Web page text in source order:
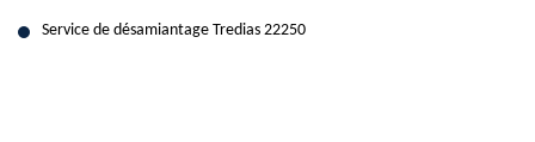
Service de désamiantage Tredias 22250